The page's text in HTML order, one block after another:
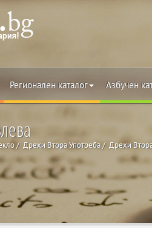
Регионален каталог Азбучен
Дрехи Втора Употреба Дрехи